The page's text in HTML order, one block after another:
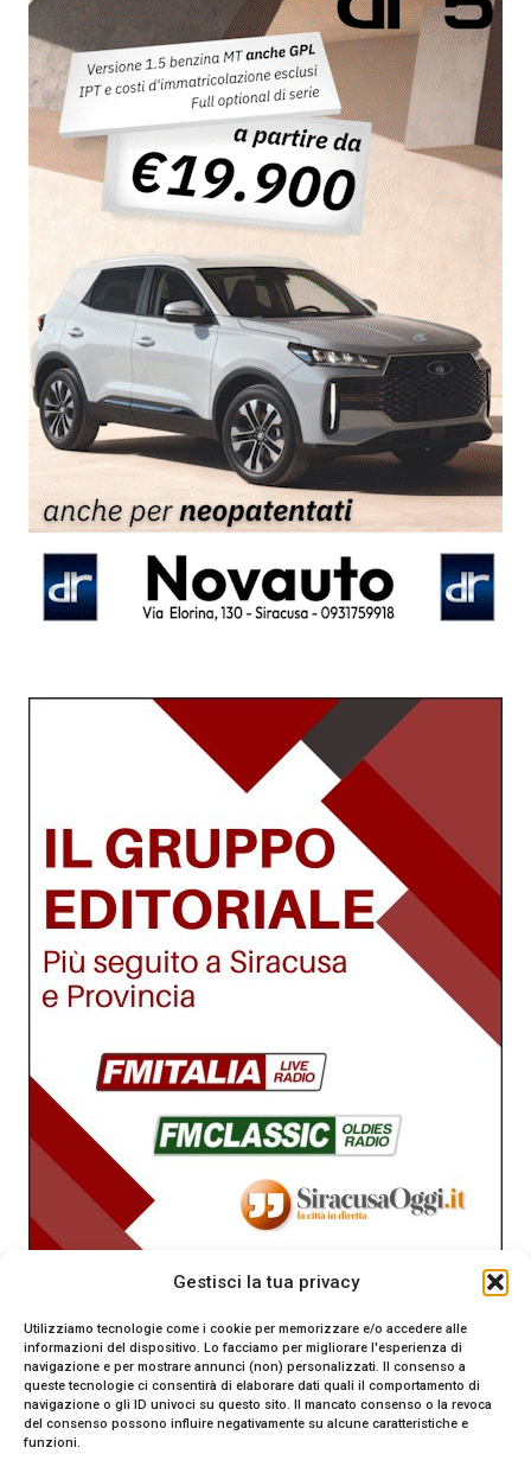
Gestisci la tua privacy
Utilizziamo tecnologie come i cookie per memorizzare e/o accedere alle
informazioni del dispositivo. Lo facciamo per migliorare l'esperienza di
navigazione e per mostrare annunci (non) personalizzati. Il consenso a
queste tecnologie ci consentirà di elaborare dati quali il comportamento di
navigazione o gli ID univoci su questo sito. Il mancato consenso o la revoca
del consenso possono influire negativamente su alcune caratteristiche e
funzioni.